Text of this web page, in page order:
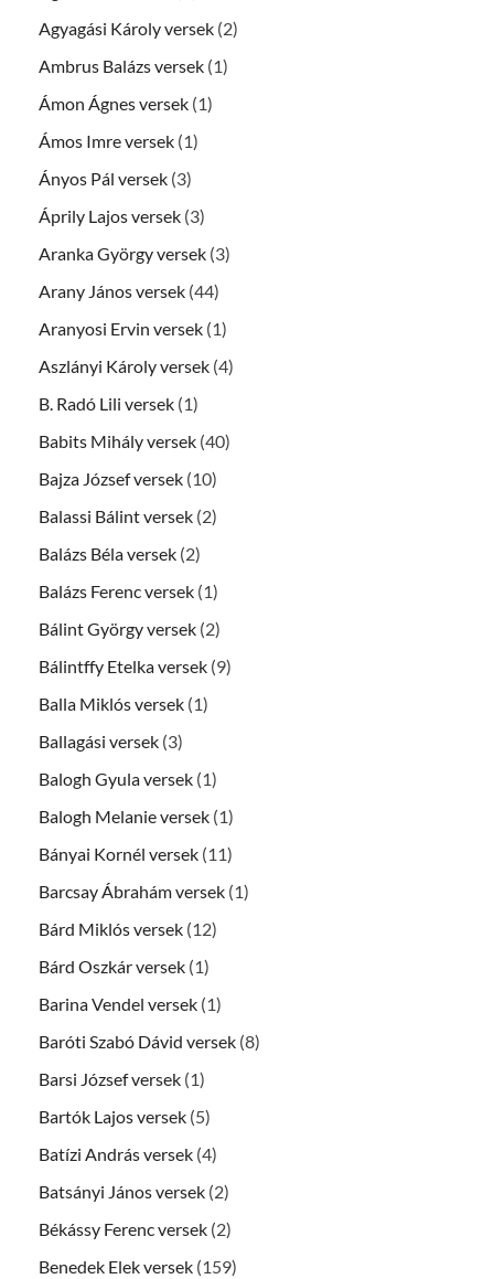
Agyagási Károly versek (2)
Ambrus Balázs versek (1)
Ámon Ágnes versek (1)
Ámos Imre versek (1)
Ányos Pál versek (3)
Áprily Lajos versek (3)
Aranka György versek (3)
Arany János versek (44)
Aranyosi Ervin versek (1)
Aszlányi Károly versek (4)
B. Radó Lili versek (1)
Babits Mihály versek (40)
Bajza József versek (10)
Balassi Bálint versek (2)
Balázs Béla versek (2)
Balázs Ferenc versek (1)
Bálint György versek (2)
Bálintffy Etelka versek (9)
Balla Miklós versek (1)
Ballagási versek (3)
Balogh Gyula versek (1)
Balogh Melanie versek (1)
Bányai Kornél versek (11)
Barcsay Ábrahám versek (1)
Bárd Miklós versek (12)
Bárd Oszkár versek (1)
Barina Vendel versek (1)
Baróti Szabó Dávid versek (8)
Barsi József versek (1)
Bartók Lajos versek (5)
Batízi András versek (4)
Batsányi János versek (2)
Békássy Ferenc versek (2)
Benedek Elek versek (159)